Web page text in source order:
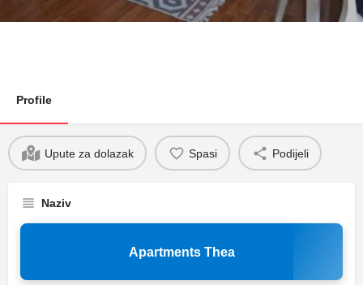
Profile
Upute za dolazak Spasi Podijeli
Naziv
Apartments Thea